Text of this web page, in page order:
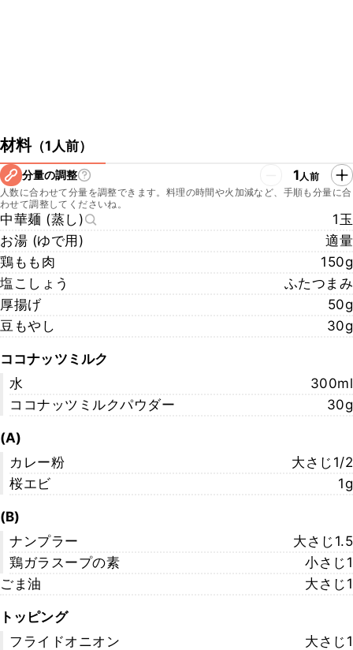
材料（1人前）
分量の調整 1人前
人数に合わせて分量を調整できます。料理の時間や火加減など、手順も分量に合
わせて調整してくださいね。
中華麺 (蒸し)
1玉
お湯 (ゆで用)
適量
鶏もも肉
150g
塩こしょう
ふたつまみ
厚揚げ
50g
豆もやし
30g
ココナッツミルク
水
300ml
ココナッツミルクパウダー
30g
(A)
カレー粉
大さじ1/2
桜エビ
1g
(B)
ナンプラー
大さじ1.5
鶏ガラスープの素
小さじ1
ごま油
大さじ1
トッピング
フライドオニオン
大さじ1